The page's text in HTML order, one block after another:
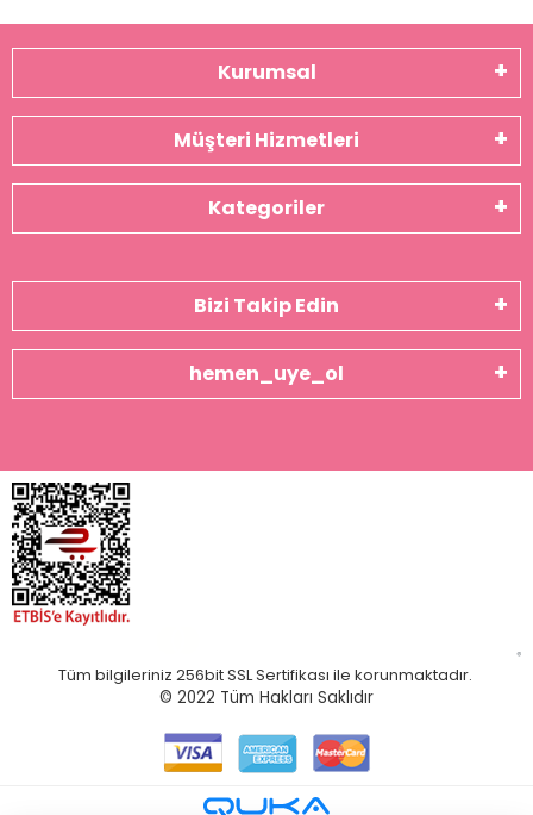
Kurumsal
Müşteri Hizmetleri
Kategoriler
Bizi Takip Edin
hemen_uye_ol
Tüm bilgileriniz 256bit SSL Sertifikası ile korunmaktadır.
© 2022 Tüm Hakları Saklıdır